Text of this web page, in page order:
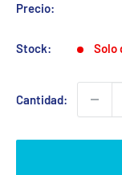
Precio:
Stock: Solo
Cantidad: